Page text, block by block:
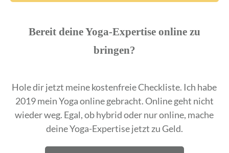
Bereit deine Yoga-Expertise online zu
bringen?
Hole dir jetzt meine kostenfreie Checkliste. Ich habe
2019 mein Yoga online gebracht. Online geht nicht
wieder weg. Egal, ob hybrid oder nur online, mache
deine Yoga-Expertise jetzt zu Geld.